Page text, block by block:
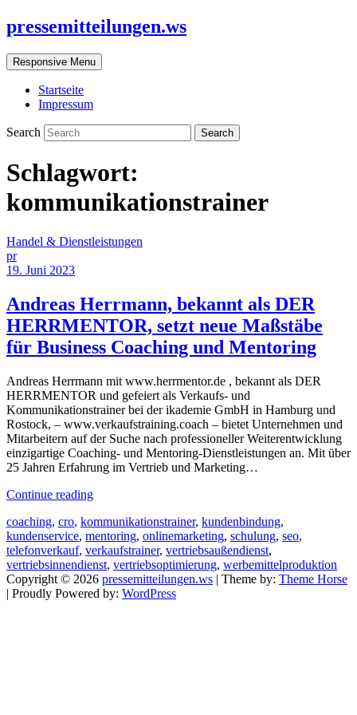
pressemitteilungen.ws
Responsive Menu
Startseite
Impressum
Search
Schlagwort:
kommunikationstrainer
Handel & Dienstleistungen
pr
19. Juni 2023
Andreas Herrmann, bekannt als DER
HERRMENTOR, setzt neue Maßstäbe
für Business Coaching und Mentoring
Andreas Herrmann mit www.herrmentor.de , bekannt als DER
HERRMENTOR und gefeiert als Verkaufs- und
Kommunikationstrainer bei der ikademie GmbH in Hamburg und
Rostock, – www.verkaufstraining.coach – bietet Unternehmen und
Mitarbeitern auf der Suche nach professioneller Weiterentwicklung
einzigartige Coaching- und Mentoring-Dienstleistungen an. Mit über
25 Jahren Erfahrung im Vertrieb und Marketing…
Continue reading
coaching, cro, kommunikationstrainer, kundenbindung,
kundenservice, mentoring, onlinemarketing, schulung, seo,
telefonverkauf, verkaufstrainer, vertriebsaußendienst,
vertriebsinnendienst, vertriebsoptimierung, werbemittelproduktion
Copyright © 2026 pressemitteilungen.ws | Theme by: Theme Horse
| Proudly Powered by: WordPress